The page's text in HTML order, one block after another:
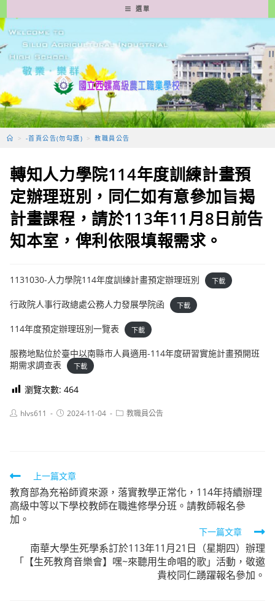
轉
至
要
容
選單
> -首頁公告(勿勾選) > 教職員公告
轉知人力學院114年度訓練計畫預
定辦理班別，同仁如有意參加旨揭
計畫課程，請於113年11月8日前告
知本室，俾利依限填報需求。
1131030-人力學院114年度訓練計畫預定辦理班別 下載
行政院人事行政總處公務人力發展學院函 下載
114年度預定辦理班別一覽表 下載
服務地點位於臺中以南縣市人員適用-114年度研習實施計畫預開班
期需求調查表
下載
瀏覽次數: 464
Posthlvs611
Post2024-11-04
Post教職員公告
Read
more
articles
上一篇文章
教育部為充裕師資來源，落實教學正常化，114年持續辦理
高級中等以下學校教師在職進修學分班。請教師報名參
加。
下一篇文章
南華大學生死學系訂於113年11月21日（星期四）辦理
「【生死教育音樂會】嘿~來聽用生命唱的歌」活動，敬邀
貴校同仁踴躍報名參加。